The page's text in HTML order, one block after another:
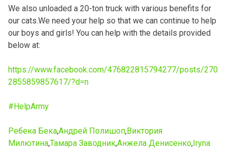
We also unloaded a 20-ton truck with various benefits for
our cats.We need your help so that we can continue to help
our boys and girls! You can help with the details provided
below at:
https://www.facebook.com/476822815794277/posts/270
2855859857617/?d=n
#HelpArmy
Ребека Бека,Андрей Полишоп,Виктория
Милютина,Тамара Заводник,Анжела Денисенко,Iryna